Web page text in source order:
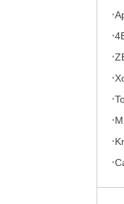
锁
·
·
·
·
·
待
·
费
·
·